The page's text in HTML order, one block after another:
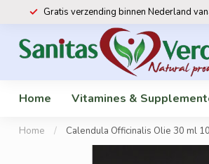
Gratis verzending binnen Nederland
Home Vitamines &
Home / Calendula Officinalis Olie 30 ml